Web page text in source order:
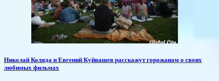
Николай Коляда и Евгений Куйвашев расскажут горожанам о своих
любимых фильмах